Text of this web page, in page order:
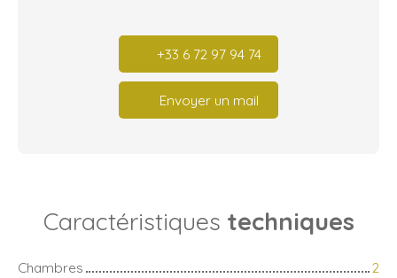
+33 6 72 97 94 74
Envoyer un mail
Caractéristiques techniques
Chambres
2